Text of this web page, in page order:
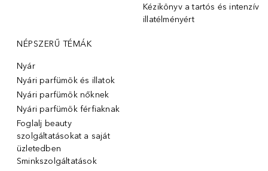
Kézikönyv a tartós és intenzív
illatélményért
NÉPSZERŰ TÉMÁK
Nyár
Nyári parfümök és illatok
Nyári parfümök nőknek
Nyári parfümök férfiaknak
Foglalj beauty
szolgáltatásokat a saját
üzletedben
Sminkszolgáltatások